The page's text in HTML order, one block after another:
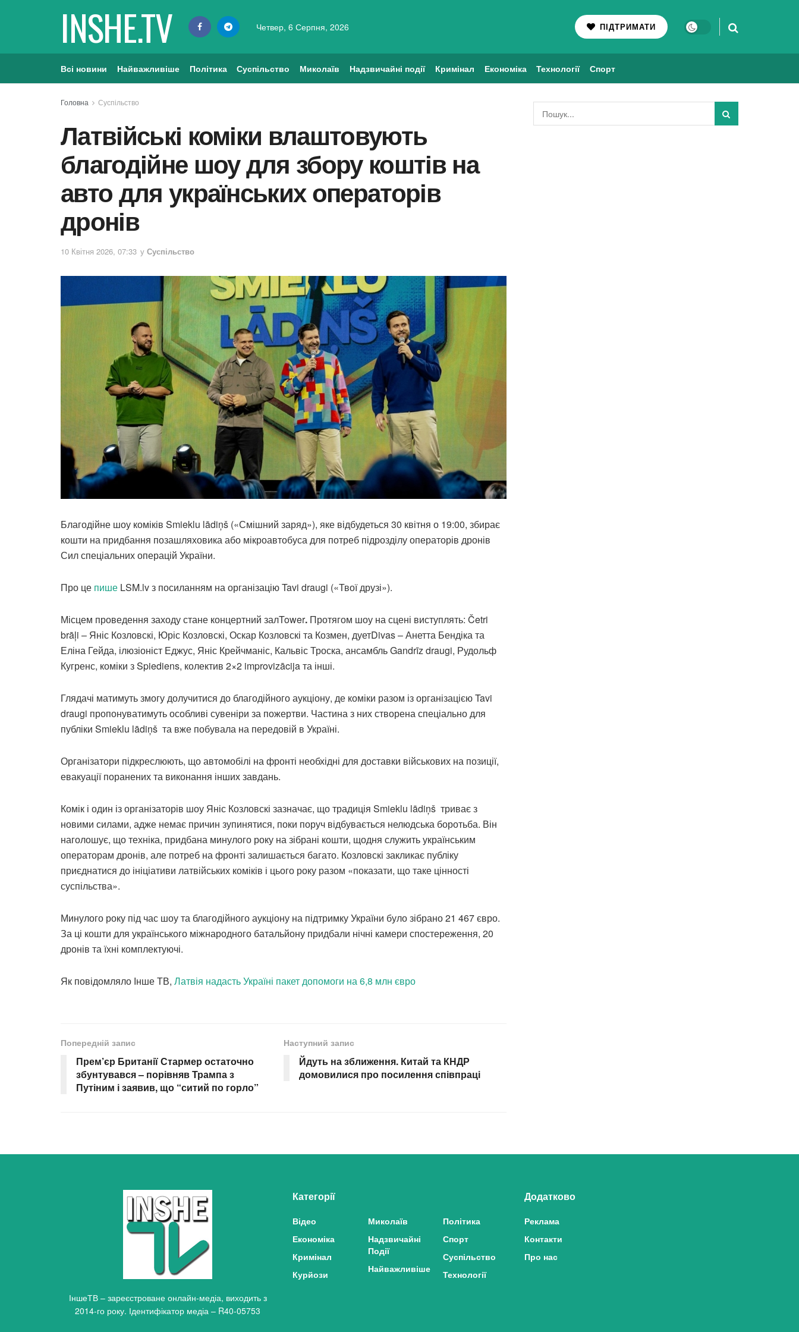
INSHE.TV Четвер, 6 Серпня, 2026 ПІДТРИМАТИ
Всі новини Найважливіше Політика Суспільство Миколаїв Надзвичайні події Кримінал Економіка Технології Спорт
Головна Суспільство
Латвійські коміки влаштовують
благодійне шоу для збору коштів на
авто для українських операторів
дронів
10 Квітня 2026, 07:33 у Суспільство
Благодійне шоу коміків Smieklu lādiņš («Смішний заряд»), яке відбудеться 30 квітня о 19:00, збирає
кошти на придбання позашляховика або мікроавтобуса для потреб підрозділу операторів дронів
Сил спеціальних операцій України.
Про це пише LSM.lv з посиланням на організацію Tavi draugi («Твої друзі»).
Місцем проведення заходу стане концертний залTower. Протягом шоу на сцені виступлять: Četri
brāļi – Яніс Козловскі, Юріс Козловскі, Оскар Козловскі та Козмен, дуетDivas – Анетта Бендіка та
Еліна Гейда, ілюзіоніст Еджус, Яніс Крейчманіс, Кальвіс Троска, ансамбль Gandrīz draugi, Рудольф
Кугренс, коміки з Spiediens, колектив 2×2 improvizācija та інші.
Глядачі матимуть змогу долучитися до благодійного аукціону, де коміки разом із організацією Tavi
draugi пропонуватимуть особливі сувеніри за пожертви. Частина з них створена спеціально для
публіки Smieklu lādiņš та вже побувала на передовій в Україні.
Організатори підкреслюють, що автомобілі на фронті необхідні для доставки військових на позиції,
евакуації поранених та виконання інших завдань.
Комік і один із організаторів шоу Яніс Козловскі зазначає, що традиція Smieklu lādiņš триває з
новими силами, адже немає причин зупинятися, поки поруч відбувається нелюдська боротьба. Він
наголошує, що техніка, придбана минулого року на зібрані кошти, щодня служить українським
операторам дронів, але потреб на фронті залишається багато. Козловскі закликає публіку
приєднатися до ініціативи латвійських коміків і цього року разом «показати, що таке цінності
суспільства».
Минулого року під час шоу та благодійного аукціону на підтримку України було зібрано 21 467 євро.
За ці кошти для українського міжнародного батальйону придбали нічні камери спостереження, 20
дронів та їхні комплектуючі.
Як повідомляло Інше ТВ, Латвія надасть Україні пакет допомоги на 6,8 млн євро
Попередній запис
Прем’єр Британії Стармер остаточно
збунтувався – порівняв Трампа з
Путіним і заявив, що “ситий по горло”
Наступний запис
Йдуть на зближення. Китай та КНДР
домовилися про посилення співпраці
ІншеТВ – зареєстроване онлайн-медіа, виходить з
2014-го року. Ідентифікатор медіа – R40-05753
Категорії
Відео
Економіка
Кримінал
Курйози
Миколаїв
Надзвичайні
Події
Найважливіше
Політика
Спорт
Суспільство
Технології
Додатково
Реклама
Контакти
Про нас